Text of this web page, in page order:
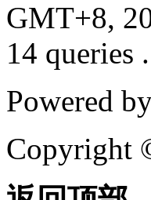
GMT+8,
14 queries .
Powered
Copyright